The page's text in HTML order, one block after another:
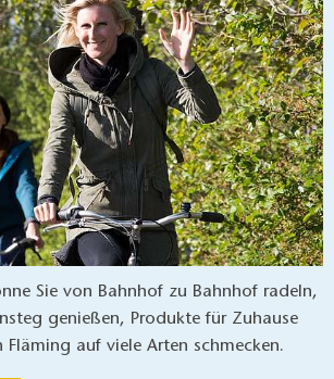
Sie von Bahnhof zu Bahnhof radeln,
genießen, Produkte für Zuhause
Fläming auf viele Arten schmecken.